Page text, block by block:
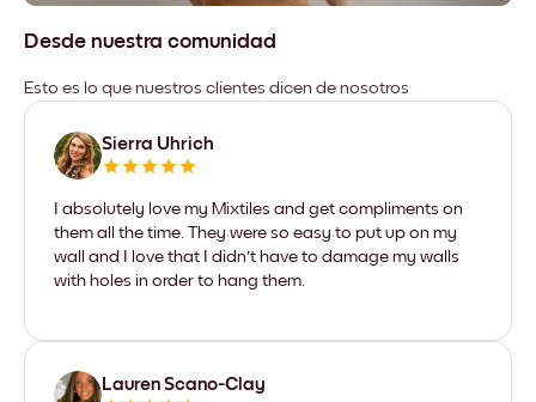
Desde nuestra comunidad
Esto es lo que nuestros clientes dicen de nosotros
Sierra Uhrich
I absolutely love my Mixtiles and get compliments on
them all the time. They were so easy to put up on my
wall and I love that I didn't have to damage my walls
with holes in order to hang them.
Lauren Scano-Clay